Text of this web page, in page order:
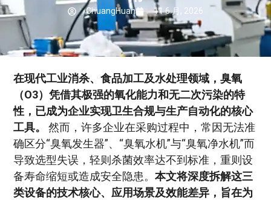
ChuangHuan 11 6 月, 2026
在现代工业消杀、食品加工及水处理领域，臭氧
（O3）凭借其极强的氧化能力和无二次污染的特
性，已成为企业实现卫生合规与生产自动化的核心
工具。
然而，许多企业在采购过程中，常因无法准
确区分“臭氧发生器”、“臭氧水机”与“臭氧净水机”而
导致选型失误，轻则杀菌效率达不到标准，重则设
备寿命缩短或造成安全隐患。 本文将深度拆解这三
类设备的技术核心、应用场景及效能差异，旨在为